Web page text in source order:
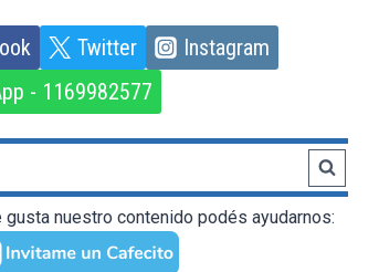
Twitter
Instagram
- 1169982577
gusta nuestro contenido podés ayudarnos: